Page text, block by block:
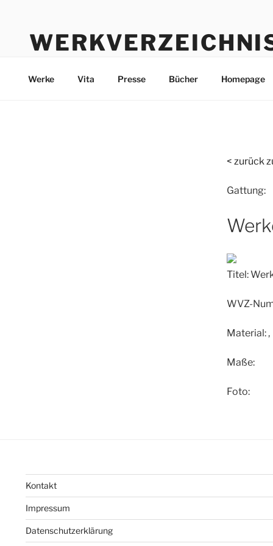
springen
Werke Vita Presse Bücher Homepage
< zurück
Gattung:
Titel:
WVZ-
Material: ,
Maße:
Foto:
Kontakt
Impressum
Datenschutzerklärung